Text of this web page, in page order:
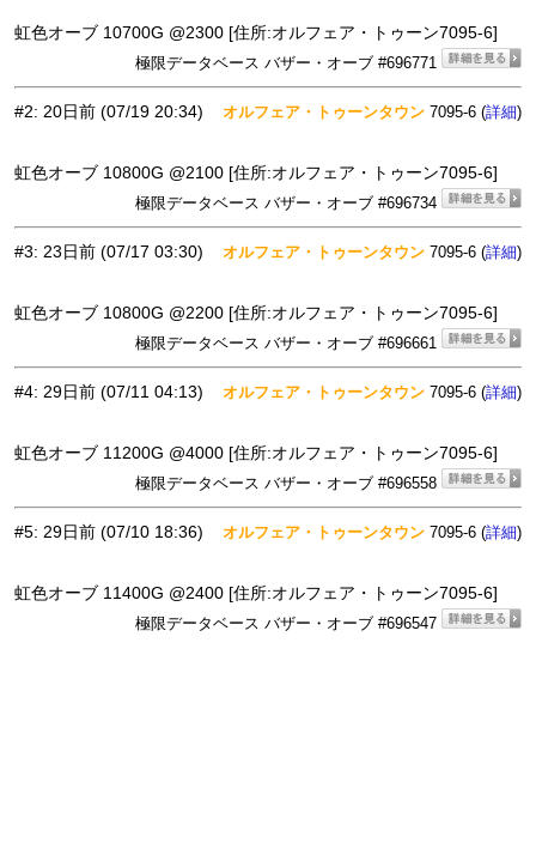
虹色オーブ 10700G @2300 [住所:オルフェア・トゥーン7095-6]
極限データベース バザー・オーブ #696771
#2: 20日前 (07/19 20:34) オルフェア・トゥーンタウン 7095-6 (詳細)
虹色オーブ 10800G @2100 [住所:オルフェア・トゥーン7095-6]
極限データベース バザー・オーブ #696734
#3: 23日前 (07/17 03:30) オルフェア・トゥーンタウン 7095-6 (詳細)
虹色オーブ 10800G @2200 [住所:オルフェア・トゥーン7095-6]
極限データベース バザー・オーブ #696661
#4: 29日前 (07/11 04:13) オルフェア・トゥーンタウン 7095-6 (詳細)
虹色オーブ 11200G @4000 [住所:オルフェア・トゥーン7095-6]
極限データベース バザー・オーブ #696558
#5: 29日前 (07/10 18:36) オルフェア・トゥーンタウン 7095-6 (詳細)
虹色オーブ 11400G @2400 [住所:オルフェア・トゥーン7095-6]
極限データベース バザー・オーブ #696547